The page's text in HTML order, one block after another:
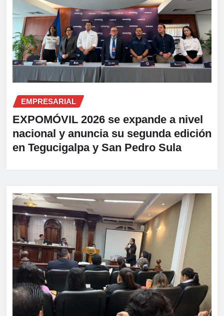
EMPRESARIAL
EXPOMÓVIL 2026 se expande a nivel
nacional y anuncia su segunda edición
en Tegucigalpa y San Pedro Sula